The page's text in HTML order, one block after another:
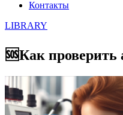
Контакты
LIBRARY
🆘Как